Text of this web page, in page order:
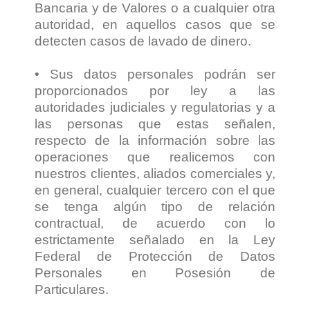
Bancaria y de Valores o a cualquier otra
autoridad, en aquellos casos que se
detecten casos de lavado de dinero.
• Sus datos personales podrán ser
proporcionados por ley a las
autoridades judiciales y regulatorias y a
las personas que estas señalen,
respecto de la información sobre las
operaciones que realicemos con
nuestros clientes, aliados comerciales y,
en general, cualquier tercero con el que
se tenga algún tipo de relación
contractual, de acuerdo con lo
estrictamente señalado en la Ley
Federal de Protección de Datos
Personales en Posesión de
Particulares.